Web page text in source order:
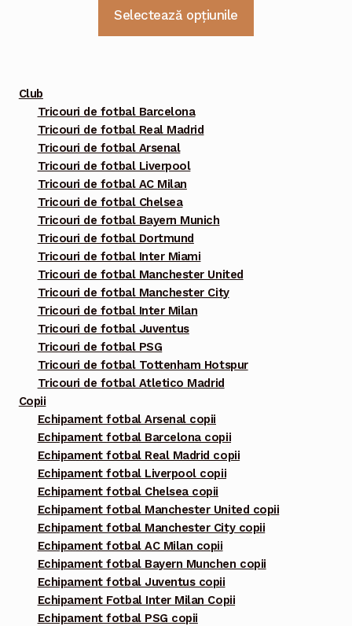
Selectează opțiunile
Club
Tricouri de fotbal Barcelona
Tricouri de fotbal Real Madrid
Tricouri de fotbal Arsenal
Tricouri de fotbal Liverpool
Tricouri de fotbal AC Milan
Tricouri de fotbal Chelsea
Tricouri de fotbal Bayern Munich
Tricouri de fotbal Dortmund
Tricouri de fotbal Inter Miami
Tricouri de fotbal Manchester United
Tricouri de fotbal Manchester City
Tricouri de fotbal Inter Milan
Tricouri de fotbal Juventus
Tricouri de fotbal PSG
Tricouri de fotbal Tottenham Hotspur
Tricouri de fotbal Atletico Madrid
Copii
Echipament fotbal Arsenal copii
Echipament fotbal Barcelona copii
Echipament fotbal Real Madrid copii
Echipament fotbal Liverpool copii
Echipament fotbal Chelsea copii
Echipament fotbal Manchester United copii
Echipament fotbal Manchester City copii
Echipament fotbal AC Milan copii
Echipament fotbal Bayern Munchen copii
Echipament fotbal Juventus copii
Echipament Fotbal Inter Milan Copii
Echipament fotbal PSG copii